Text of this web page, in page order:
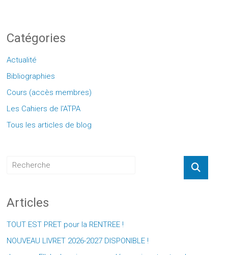
Catégories
Actualité
Bibliographies
Cours (accès membres)
Les Cahiers de l'ATPA
Tous les articles de blog
Articles
TOUT EST PRET pour la RENTREE !
NOUVEAU LIVRET 2026-2027 DISPONIBLE !